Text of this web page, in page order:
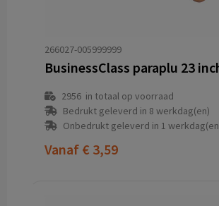
266027-005999999
BusinessClass paraplu 23
2956in totaal op voorraad
Bedrukt geleverd in 8 werkdag(en)
Onbedrukt geleverd in 1
Vanaf € 3,59